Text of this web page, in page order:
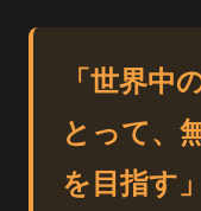
「世界中
とって、
を目指す」